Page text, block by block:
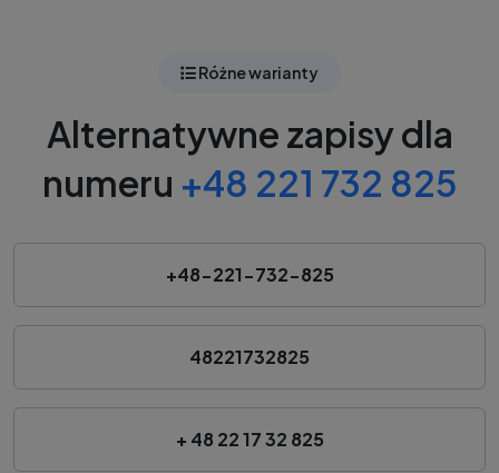
Różne warianty
Alternatywne zapisy dla
numeru +48 221 732 825
+48-221-732-825
48221732825
+ 48 22 17 32 825